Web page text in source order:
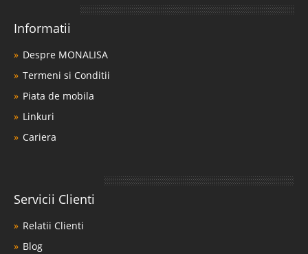
Informatii
Despre MONALISA
Termeni si Conditii
Piata de mobila
Linkuri
Cariera
Servicii Clienti
Relatii Clienti
Blog